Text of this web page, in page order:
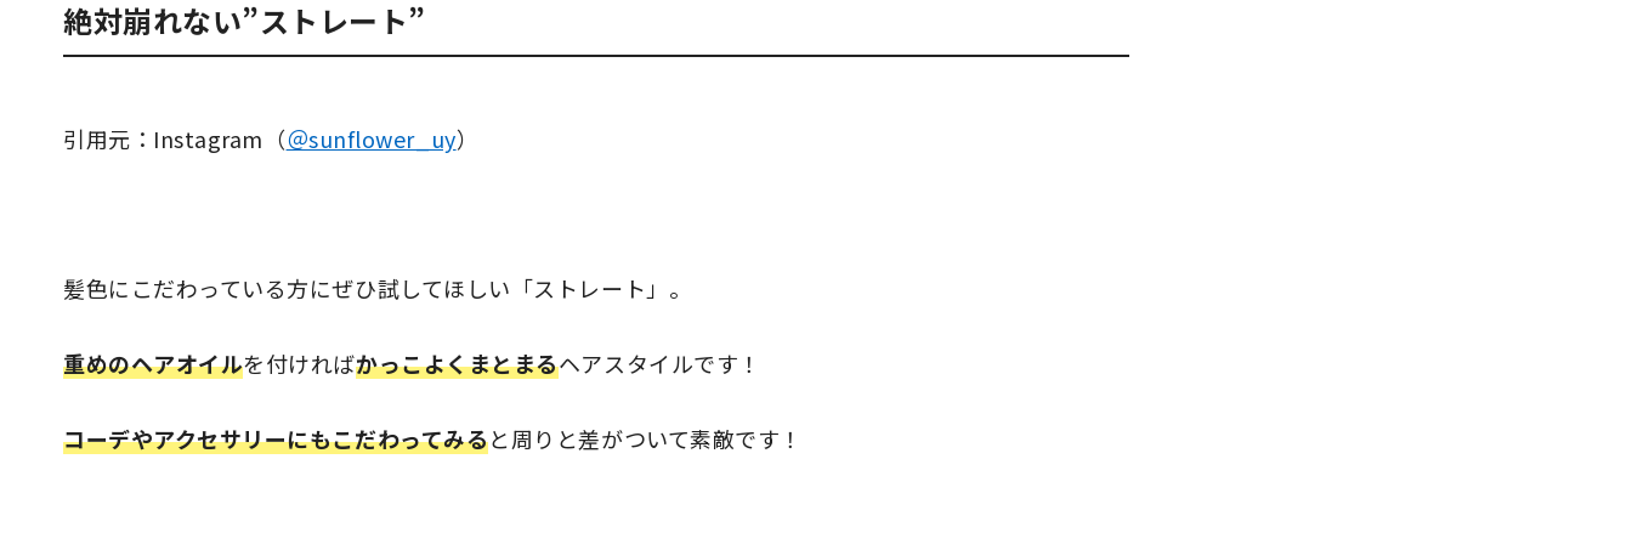
絶対崩れない”ストレート”
引用元：Instagram（＠sunflower_uy）
髪色にこだわっている方にぜひ試してほしい「ストレート」。
重めのヘアオイルを付ければかっこよくまとまるヘアスタイルです！
コーデやアクセサリーにもこだわってみると周りと差がついて素敵です！